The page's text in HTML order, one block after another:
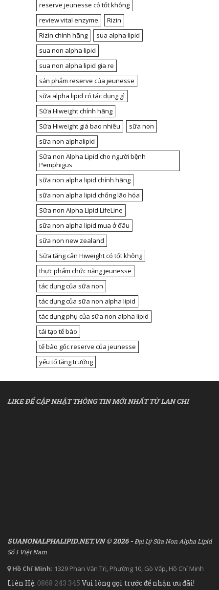
reserve jeunesse có tốt không
review vital enzyme
Rizin
Rizin chính hãng
sua alpha lipid
sua non alpha lipid
sua non alpha lipid gia re
sản phẩm reserve của jeunesse
sữa alpha lipid có tác dụng gì
Sữa Hiweight chính hãng
Sữa Hiweight giá bao nhiêu
sữa non
sữa non alphalipid
Sữa non Alpha Lipid cho người bệnh
Pemphigus
sữa non alpha lipid chính hãng
sữa non alpha lipid chống lão hóa
Sữa non Alpha Lipid LifeLine
sữa non alpha lipid mua ở đâu
sữa non new zealand
Sữa tăng cân Hiweight có tốt không
thực phẩm chức năng jeunesse
tác dụng của sữa non
tác dụng của sữa non alpha lipid
tác dụng phụ của sữa non alpha lipid
tái tạo tế bào
tế bào gốc reserve của jeunesse
yếu tố tăng trưởng
LIKE ĐỂ CẬP NHẬT THÔNG TIN MỚI NHẤT TỪ LAN CHI
SUANONALPHALIPID.NET.VN © 2026 -Đại Lý Sữa Non Alpha Lipid
Số 1 Việt Nam
Hồ Chí Minh: 1329 Phan Văn Trị, Phường 10, Gò Vấp, Hồ Chí Minh
Liên Hệ: 0868 243 345 Vui lòng gọi trước để nhận ưu đãi!